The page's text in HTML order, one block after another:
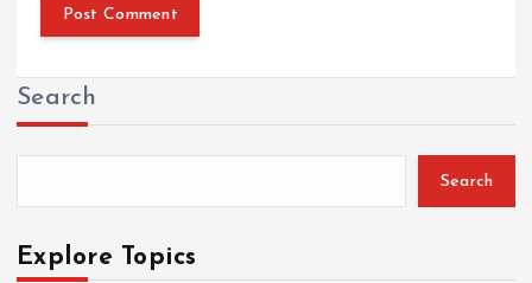
Search
Search
Explore Topics